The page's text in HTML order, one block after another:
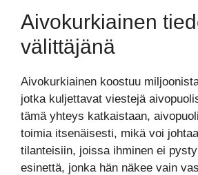
Aivokurkiainen
välittäjänä
Aivokurkiainen koostuu
jotka kuljettavat viestejä
tämä yhteys katkaistaan,
toimia itsenäisesti, mikä voi
tilanteisiin, joissa ihminen ei
esinettä, jonka hän näkee vain